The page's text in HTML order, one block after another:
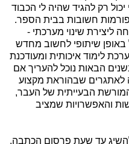
רק להגיד שהיה לי הכבוד
חשובות בבית הספר.
ליצירת שינוי מערכתי -
באופן שיתופי לחשוב מחדש
לימוד איכותית ומעודכנת
הבאות נוכל להעריך אם
שבהוראת מקצוע
הבעייתית של העבר,
והאפשרויות שמציב
להשיג עד שעת פרסום הכתבה.